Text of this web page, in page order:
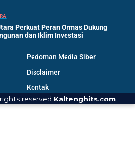
Perkuat Peran Ormas Dukung
dan Iklim Investasi
Pedoman Media Siber
Disclaimer
Kontak
reserved Kaltenghits.com